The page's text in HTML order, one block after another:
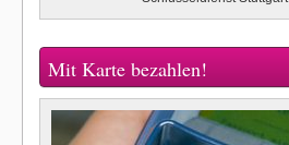
Mit Karte bezahlen!